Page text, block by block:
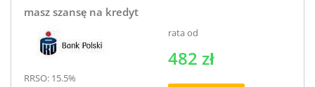
masz szansę na kredyt
RRSO: 15.5%
rata od
482 zł